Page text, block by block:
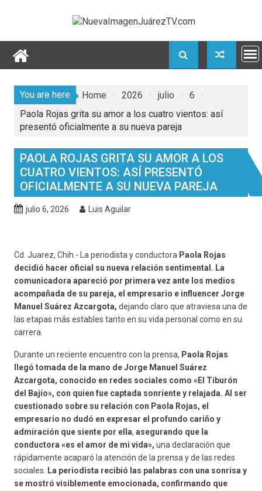
You are here Home 2026 julio
6
Paola Rojas grita su amor a los cuatro vientos: así
presentó oficialmente a su nueva pareja
PAOLA ROJAS GRITA SU AMOR A LOS
CUATRO VIENTOS: ASÍ PRESENTÓ
OFICIALMENTE A SU NUEVA PAREJA
julio 6, 2026 Luis Aguilar
Cd. Juarez, Chih.- La periodista y conductora Paola Rojas
decidió hacer oficial su nueva relación sentimental. La
comunicadora apareció por primera vez ante los medios
acompañada de su pareja, el empresario e influencer Jorge
Manuel Suárez Azcargota,dejando claro que atraviesa una de
las etapas más estables tanto en su vida personal como en su
carrera.
Durante un reciente encuentro con la prensa, Paola Rojas
llegó tomada de la mano de Jorge Manuel Suárez
Azcargota, conocido en redes sociales como «El Tiburón
del Bajío», con quien fue captada sonriente y relajada. Al ser
cuestionado sobre su relación con Paola Rojas, el
empresario no dudó en expresar el profundo cariño y
admiración que siente por ella,asegurando que la
conductora «es el amor de mi vida», una declaración que
rápidamente acaparó la atención de la prensa y de las redes
sociales.
La periodista recibió las palabras con una sonrisa y
se mostró visiblemente emocionada, confirmando que